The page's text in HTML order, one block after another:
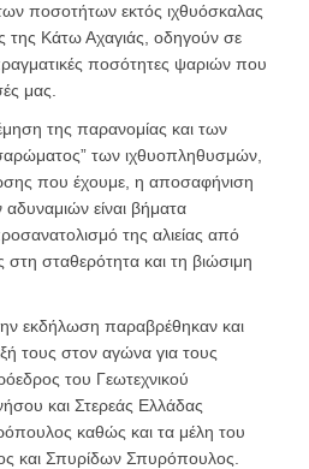
ποσοτήτων εκτός ιχθυόσκαλας
της Κάτω Αχαγιάς, οδηγούν σε
ποσότητες ψαριών που
μας.
της παρανομίας και των
των ιχθυοπληθυσμών,
που έχουμε, η αποσαφήνιση
είναι βήματα
της αλιείας από
στη σταθερότητα και τη βιώσιμη
εκδήλωση παραβρέθηκαν και
τους στον αγώνα για τους
του Γεωτεχνικού
και Στερεάς Ελλάδας
καθώς και τα μέλη του
και Σπυρίδων Σπυρόπουλος.